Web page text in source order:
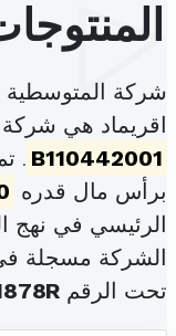
شركة المتوسطية
اقريماد هي
B110442001
برأس مال قدره
الرئيسي في نهج
الشركة مسجلة
تحت الرقم